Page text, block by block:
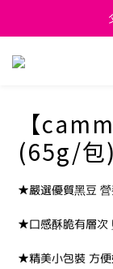
【
(65g/包
★嚴選優質黑豆 營
★口感酥脆有層次
★精美小包裝 方